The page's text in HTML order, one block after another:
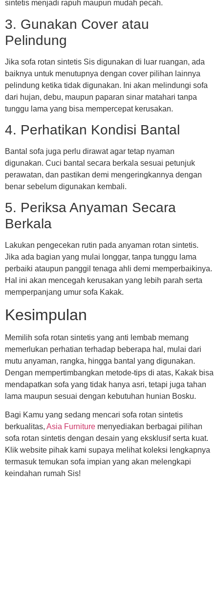
sintetis menjadi rapuh maupun mudah pecah.
3. Gunakan Cover atau
Pelindung
Jika sofa rotan sintetis Sis digunakan di luar ruangan, ada
baiknya untuk menutupnya dengan cover pilihan lainnya
pelindung ketika tidak digunakan. Ini akan melindungi sofa
dari hujan, debu, maupun paparan sinar matahari tanpa
tunggu lama yang bisa mempercepat kerusakan.
4. Perhatikan Kondisi Bantal
Bantal sofa juga perlu dirawat agar tetap nyaman
digunakan. Cuci bantal secara berkala sesuai petunjuk
perawatan, dan pastikan demi mengeringkannya dengan
benar sebelum digunakan kembali.
5. Periksa Anyaman Secara
Berkala
Lakukan pengecekan rutin pada anyaman rotan sintetis.
Jika ada bagian yang mulai longgar, tanpa tunggu lama
perbaiki ataupun panggil tenaga ahli demi memperbaikinya.
Hal ini akan mencegah kerusakan yang lebih parah serta
memperpanjang umur sofa Kakak.
Kesimpulan
Memilih sofa rotan sintetis yang anti lembab memang
memerlukan perhatian terhadap beberapa hal, mulai dari
mutu anyaman, rangka, hingga bantal yang digunakan.
Dengan mempertimbangkan metode-tips di atas, Kakak bisa
mendapatkan sofa yang tidak hanya asri, tetapi juga tahan
lama maupun sesuai dengan kebutuhan hunian Bosku.
Bagi Kamu yang sedang mencari sofa rotan sintetis
berkualitas, Asia Furniture menyediakan berbagai pilihan
sofa rotan sintetis dengan desain yang eksklusif serta kuat.
Klik website pihak kami supaya melihat koleksi lengkapnya
termasuk temukan sofa impian yang akan melengkapi
keindahan rumah Sis!